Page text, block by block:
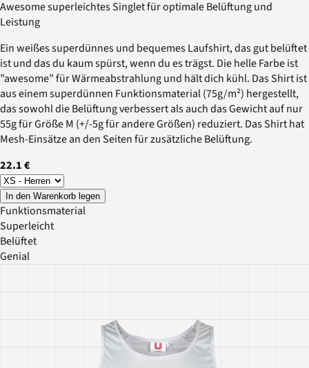
Awesome superleichtes Singlet für optimale Belüftung und
Leistung
Ein weißes superdünnes und bequemes Laufshirt, das gut belüftet
ist und das du kaum spürst, wenn du es trägst. Die helle Farbe ist
”awesome” für Wärmeabstrahlung und hält dich kühl. Das Shirt ist
aus einem superdünnen Funktionsmaterial (75g/m²) hergestellt,
das sowohl die Belüftung verbessert als auch das Gewicht auf nur
55g für Größe M (+/-5g für andere Größen) reduziert. Das Shirt hat
Mesh-Einsätze an den Seiten für zusätzliche Belüftung.
22.1 €
In den Warenkorb legen
Funktionsmaterial
Superleicht
Belüftet
Genial